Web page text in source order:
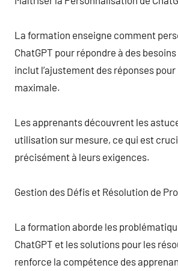
La formation enseigne comment
ChatGPT pour répondre à des
inclut l’ajustement des réponses
maximale.
Les apprenants découvrent les
utilisation sur mesure, ce qui est
précisément à leurs exigences.
Gestion des Défis et Résolution de
La formation aborde les
ChatGPT et les solutions pour les
renforce la compétence des